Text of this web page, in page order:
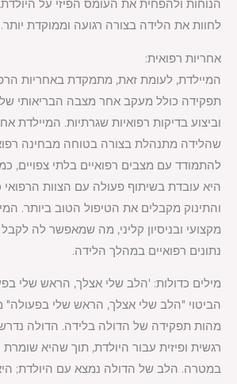
הנוחות ולהפחית את העומס הפיזי על
לחוות את הלידה בצורה רגועה וממוקדת יותר.
אחריות רפואית:
המיילדת, לעומת זאת, מתמקדת באחריות
תפקידה כולל מעקב אחר מצבה הבריאותי של
וביצוע בדיקות רפואיות שגרתיות. המיילדת
שהלידה מתנהלת בצורה בטוחה מבחינה
להתמודד עם מצבים רפואיים בלתי צפויים,
היא עובדת בשיתוף פעולה עם הצוות הרפואי
והתינוק מקבלים את הטיפול הטוב ביותר.
מקצועי ובניסיון קליני, מה שמאפשר לה
נתונים רפואיים במהלך הלידה.
מילים כדולות: 'הלב שלי אצלך, הראש שלי
הביטוי "הלב שלי אצלך, הראש שלי בפעולה"
מהות תפקידה של הדולה בלידה. הדולה
רגשית ופיזית עבור היולדת, תוך שהיא שומרת
במטרה. הלב של הדולה נמצא עם היולדת;